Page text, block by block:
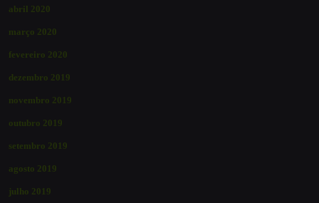
abril 2020
março 2020
fevereiro 2020
dezembro 2019
novembro 2019
outubro 2019
setembro 2019
agosto 2019
julho 2019